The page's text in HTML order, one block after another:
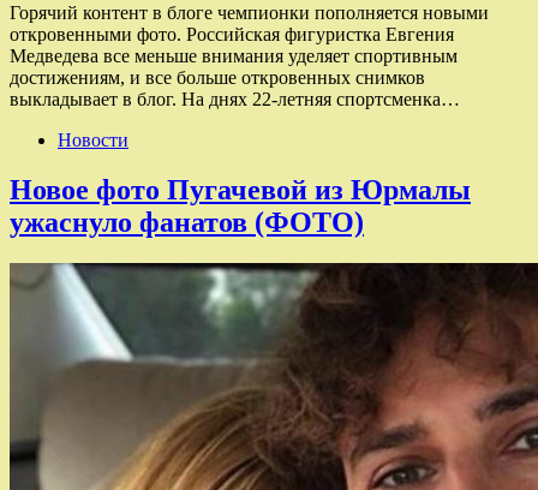
Горячий контент в блоге чемпионки пополняется новыми
откровенными фото. Российская фигуристка Евгения
Медведева все меньше внимания уделяет спортивным
достижениям, и все больше откровенных снимков
выкладывает в блог. На днях 22-летняя спортсменка…
Новости
Новое фото Пугачевой из Юрмалы
ужаснуло фанатов (ФОТО)